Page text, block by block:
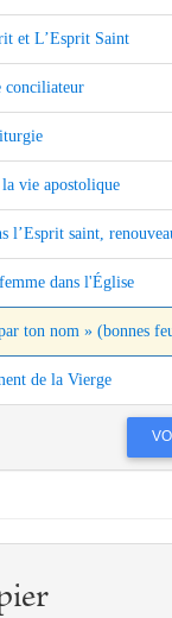
et L’Esprit Saint
conciliateur
vie apostolique
l’Esprit saint,
dans l'Église
ton nom » (bonnes
de la Vierge